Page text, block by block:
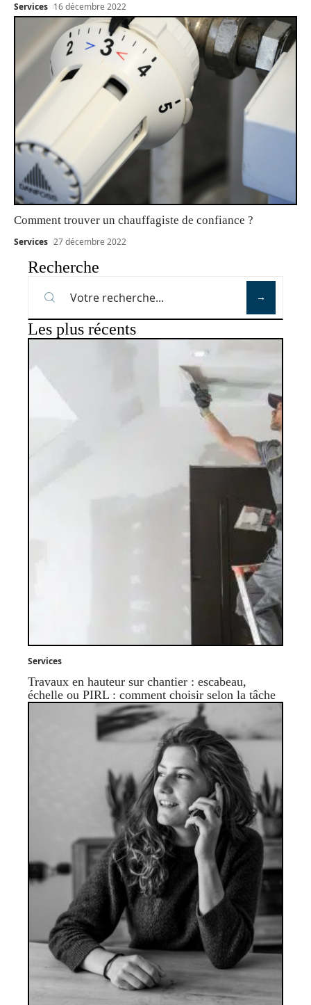
Services 16 décembre 2022
Comment trouver un chauffagiste de confiance ?
Services 27 décembre 2022
Recherche
Les plus récents
Services
Travaux en hauteur sur chantier : escabeau,
échelle ou PIRL : comment choisir selon la tâche